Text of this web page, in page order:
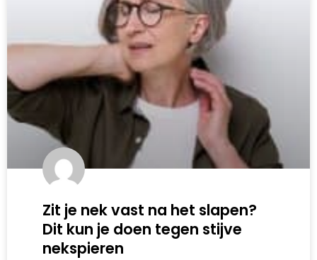
Zit je nek vast na het slapen?
Dit kun je doen tegen stijve
nekspieren